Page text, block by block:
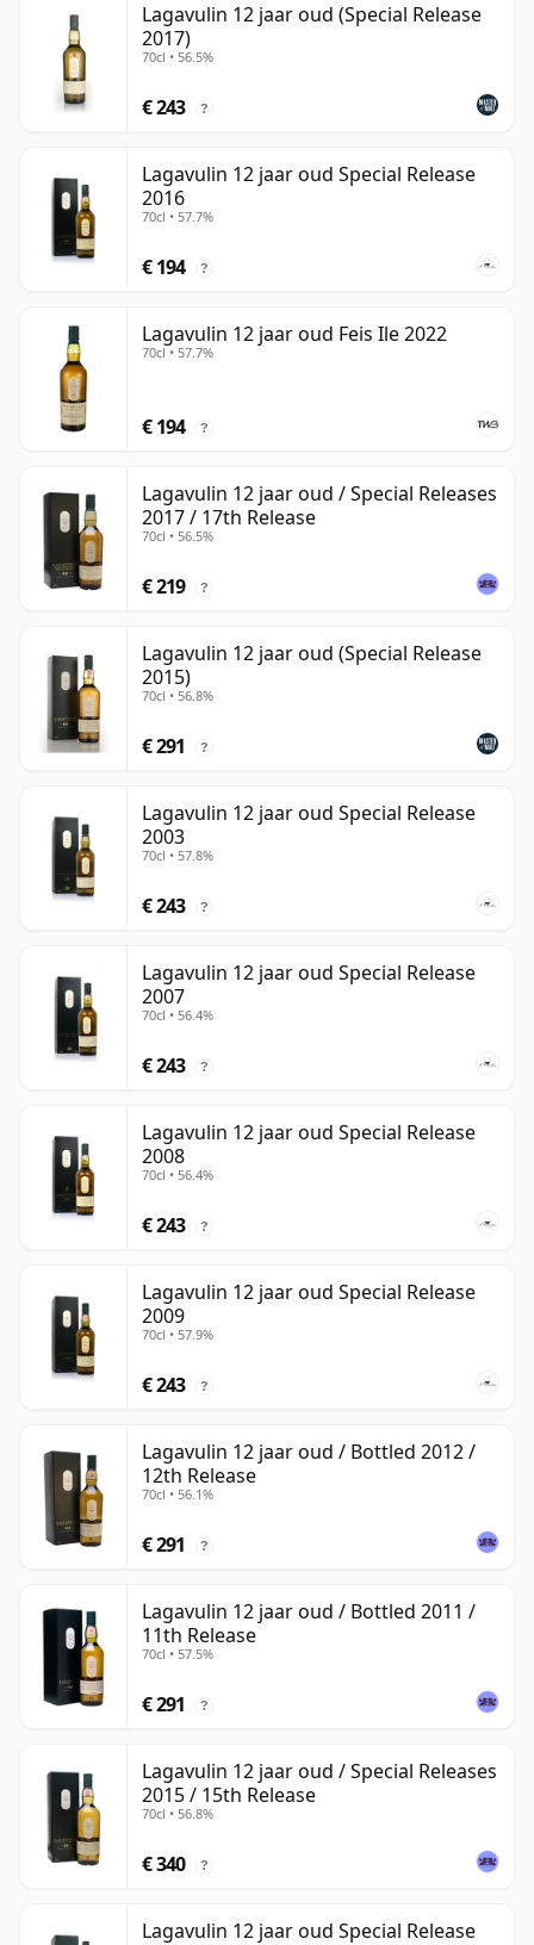
Lagavulin 12 jaar oud (Special Release
2017)
70cl • 56.5%
€ 243 ?
Lagavulin 12 jaar oud Special Release
2016
70cl • 57.7%
€ 194 ?
Lagavulin 12 jaar oud Feis Ile 2022
70cl • 57.7%
€ 194 ?
Lagavulin 12 jaar oud / Special Releases
2017 / 17th Release
70cl • 56.5%
€ 219 ?
Lagavulin 12 jaar oud (Special Release
2015)
70cl • 56.8%
€ 291 ?
Lagavulin 12 jaar oud Special Release
2003
70cl • 57.8%
€ 243 ?
Lagavulin 12 jaar oud Special Release
2007
70cl • 56.4%
€ 243 ?
Lagavulin 12 jaar oud Special Release
2008
70cl • 56.4%
€ 243 ?
Lagavulin 12 jaar oud Special Release
2009
70cl • 57.9%
€ 243 ?
Lagavulin 12 jaar oud / Bottled 2012 /
12th Release
70cl • 56.1%
€ 291 ?
Lagavulin 12 jaar oud / Bottled 2011 /
11th Release
70cl • 57.5%
€ 291 ?
Lagavulin 12 jaar oud / Special Releases
2015 / 15th Release
70cl • 56.8%
€ 340 ?
Lagavulin 12 jaar oud Special Release